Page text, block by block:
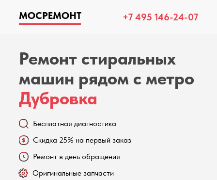
+7 495 146-24-07
МОСРЕМОНТ
Ремонт стиральных
машин рядом с метро
Дубровка
Бесплатная диагностика
Скидка 25% на первый заказ
Ремонт в день обращения
Оригинальные запчасти